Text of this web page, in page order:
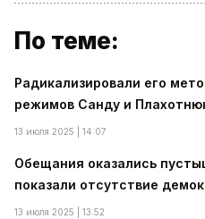
По теме:
Радикализировали его
режимов Санду и
13 июля 2025 | 14:07
Обещания оказались
показали отсутствие
13 июля 2025 | 13:52